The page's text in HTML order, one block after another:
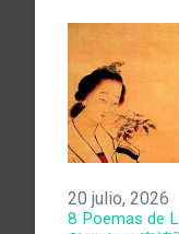
20 julio, 2026
8 Poemas de